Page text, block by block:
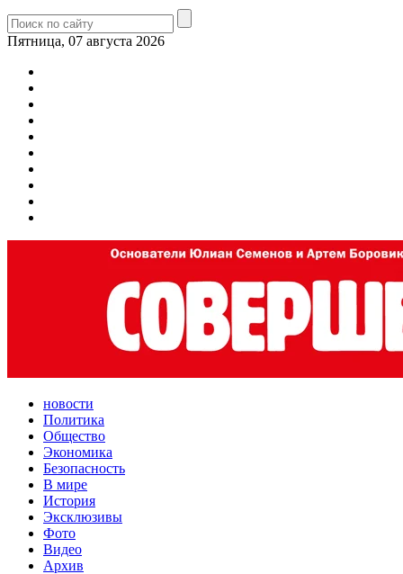
Пятница, 07 августа 2026
новости
Политика
Общество
Экономика
Безопасность
В мире
История
Эксклюзивы
Фото
Видео
Архив